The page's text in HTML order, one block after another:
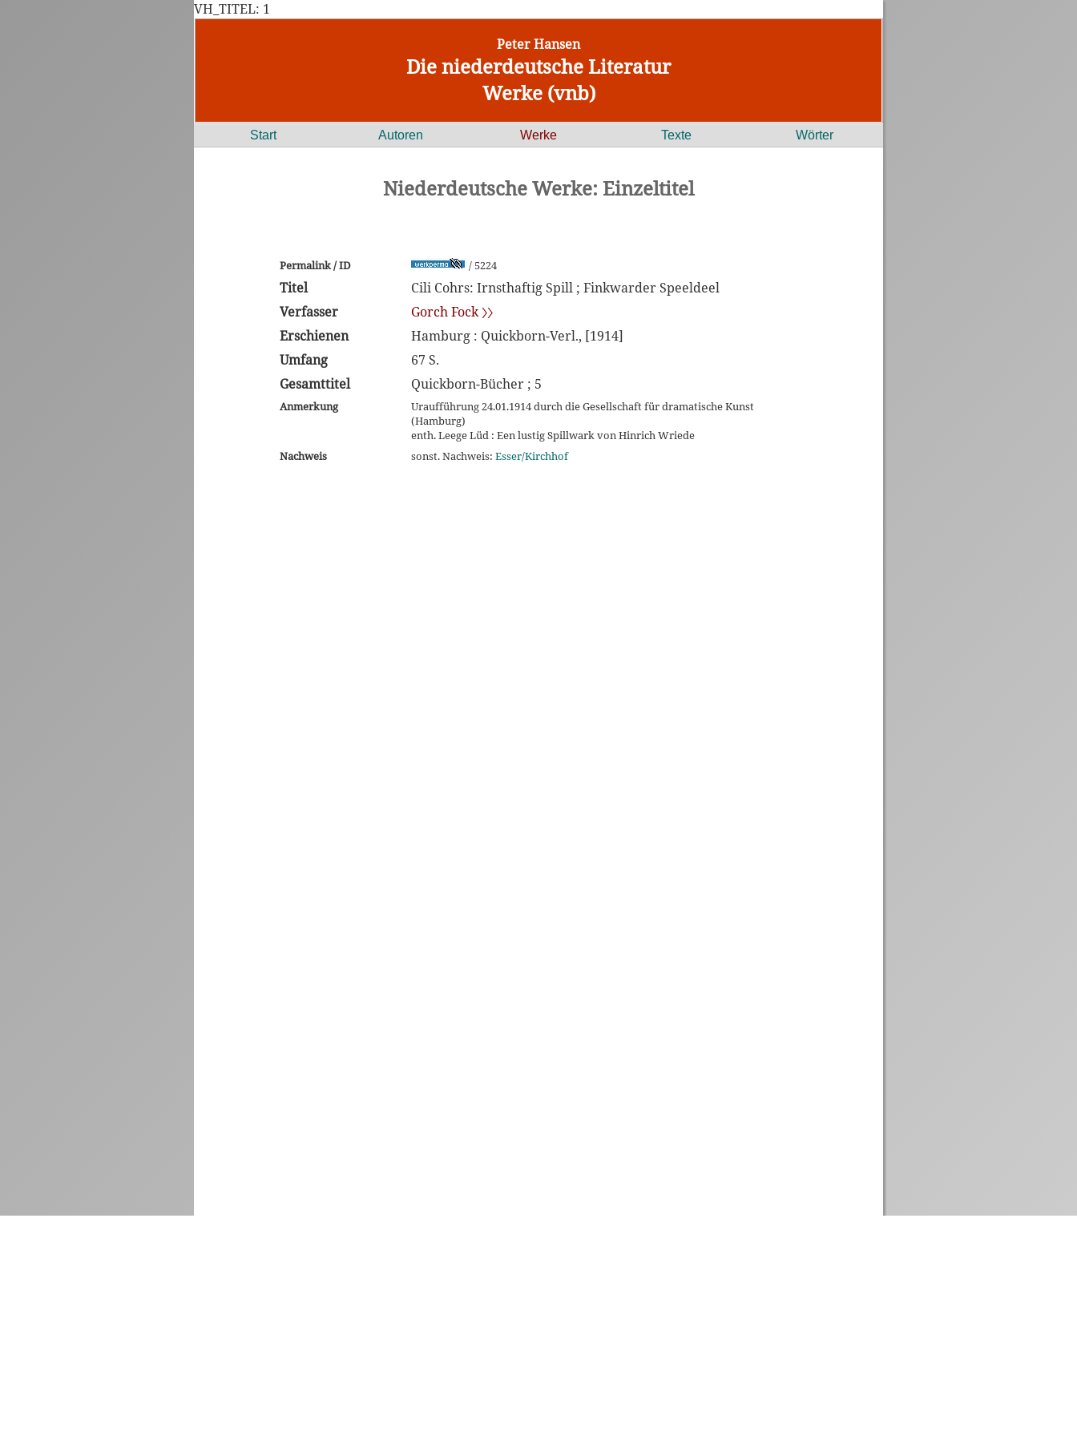
VH_TITEL: 1
Peter Hansen
Die niederdeutsche Literatur
Werke (vnb)
Start Autoren Werke Texte Wörter
Niederdeutsche Werke: Einzeltitel
Permalink / ID / 5224
Titel
Cili Cohrs: Irnsthaftig Spill ; Finkwarder Speeldeel
Verfasser
Gorch Fock 〉〉
Erschienen
Hamburg : Quickborn-Verl., [1914]
Umfang
67 S.
Gesamttitel
Quickborn-Bücher ; 5
Anmerkung
Uraufführung 24.01.1914 durch die Gesellschaft für dramatische Kunst
(Hamburg)
enth. Leege Lüd : Een lustig Spillwark von Hinrich Wriede
Nachweis
sonst. Nachweis: Esser/Kirchhof